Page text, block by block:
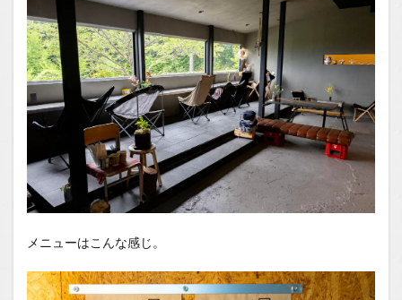
メニューはこんな感じ。